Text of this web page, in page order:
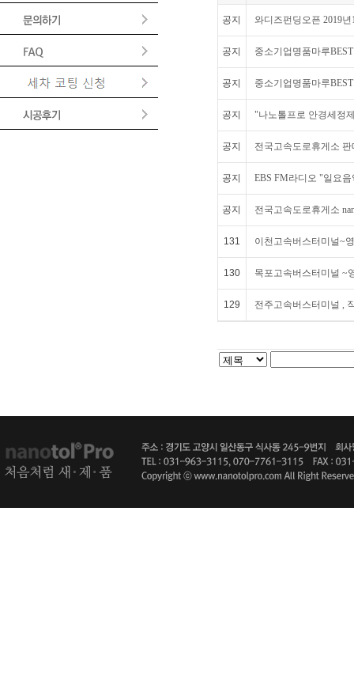
공지 와디즈펀딩오픈 2019
공지 중소기업명품마루
공지 중소기업명품마루
공지 "나노톨프로 안경세정
공지 전국고속도로휴게소
공지 EBS FM라디오 "일요
공지 전국고속도로휴게소
131 이천고속버스터미널~
130 목포고속버스터미널 ~
129 전주고속버스터미널 ,